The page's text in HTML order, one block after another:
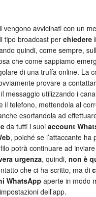
vengono avvicinati con un
tipo broadcast per chiedere
quindi, come sempre,
che come sappiamo
di una truffa online. La
provare a
messaggio utilizzando i
il telefono, mettendola al
esortandola ad
da tutti i suoi account
, poiché se l’attaccante ha
potrà continuare ad
urgenza, quindi, non è
che ci ha scritto, ma di
WhatsApp aperte in modo
dell’app.